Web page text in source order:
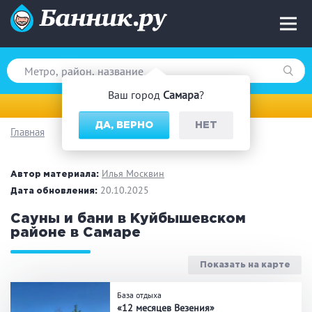
Ваш город Самара?
ДА, ВЕРНО НЕТ
Вид парной
Русская баня
Финская сауна
На дровах
Загородный отдых
Премиум бани
Главная
Автор материала: Илья Москвин
Дата обновления: 20.10.2025
Сауны и бани в Куйбышевском
районе в Самаре
Показать на карте
База отдыха
«12 месяцев Везения»